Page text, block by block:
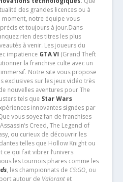
des grandes licences ou à
notre équipe vous
et toujours à jour.Dans
rien des titres les plus
à venir. Les joueurs du
impatience GTA VI (Grand Theft
la franchise culte avec un
Notre site vous propose
exclusives sur les jeux vidéo très
nouvelles aventures pour The
tels que Star Wars
innovantes signées par
vous soyez fan de franchises
Creed, The Legend of
ou curieux de découvrir les
telles que Hollow Knight ou
ce qui fait vibrer l’univers
les tournois phares comme les
, les championnats de CS:GO, ou
autour de Valorantet